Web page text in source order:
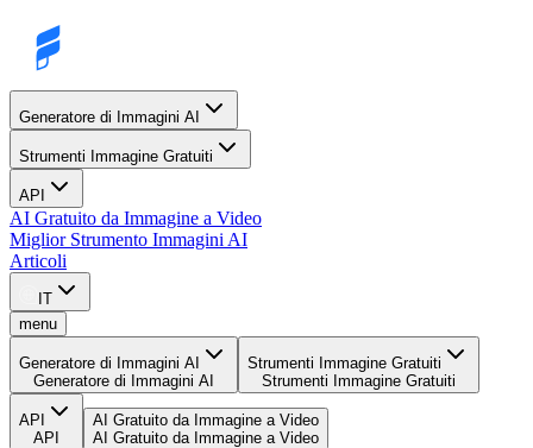
Generatore di Immagini AI
Strumenti Immagine Gratuiti
API
AI Gratuito da Immagine a Video
Miglior Strumento Immagini AI
Articoli
IT
menu
Generatore di Immagini AI
Generatore di Immagini AI
Strumenti Immagine Gratuiti
Strumenti Immagine Gratuiti
API
API
AI Gratuito da Immagine a Video
AI Gratuito da Immagine a Video